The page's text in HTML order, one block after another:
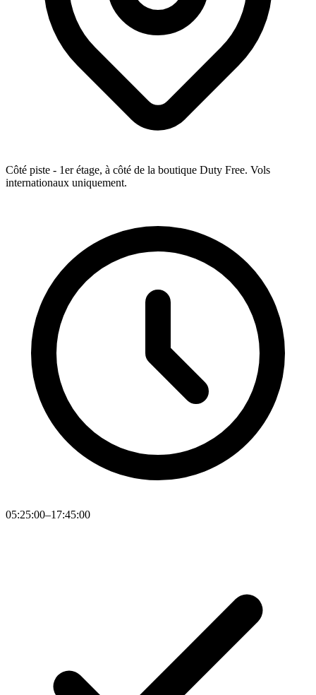
Côté piste - 1er étage, à côté de la boutique Duty Free. Vols
internationaux uniquement.
05:25:00–17:45:00